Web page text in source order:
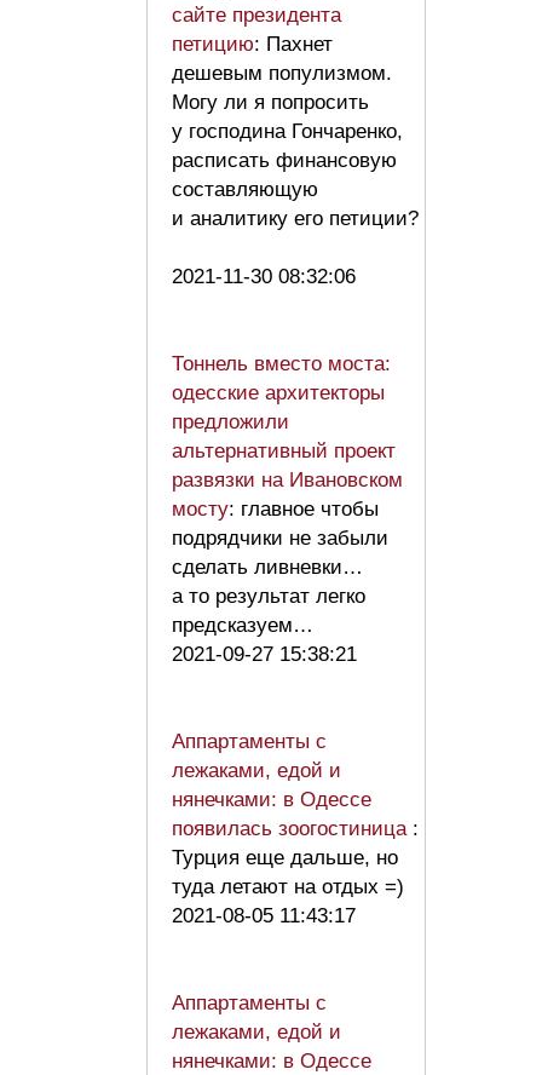
сайте президента
петицию: Пахнет
дешевым популизмом.
Могу ли я попросить
у господина Гончаренко,
расписать финансовую
составляющую
и аналитику его петиции?
2021-11-30 08:32:06
Тоннель вместо моста:
одесские архитекторы
предложили
альтернативный проект
развязки на Ивановском
мосту: главное чтобы
подрядчики не забыли
сделать ливневки…
а то результат легко
предсказуем…
2021-09-27 15:38:21
Аппартаменты с
лежаками, едой и
нянечками: в Одессе
появилась зоогостиница :
Турция еще дальше, но
туда летают на отдых =)
2021-08-05 11:43:17
Аппартаменты с
лежаками, едой и
нянечками: в Одессе